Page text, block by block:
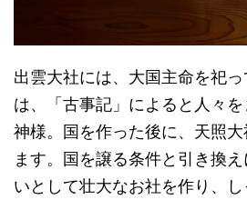
出雲大社には、大国主命を祀
は、「古事記」によると人々
神様。国を作った後に、天照
ます。国を譲る条件と引き換
いとして壮大なお社を作り、